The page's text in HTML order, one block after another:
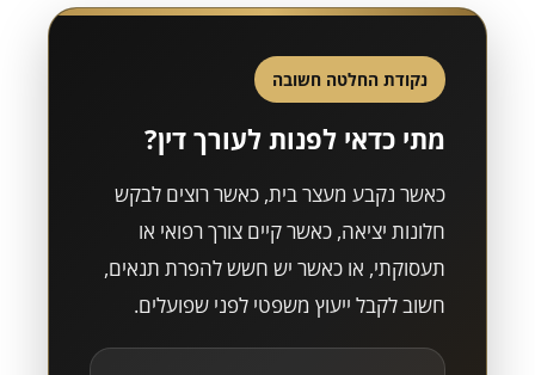
נקודת החלטה חשובה
מתי כדאי לפנות לעורך דין?
כאשר נקבע מעצר בית, כאשר רוצים לבקש
חלונות יציאה, כאשר קיים צורך רפואי או
תעסוקתי, או כאשר יש חשש להפרת תנאים,
חשוב לקבל ייעוץ משפטי לפני שפועלים.